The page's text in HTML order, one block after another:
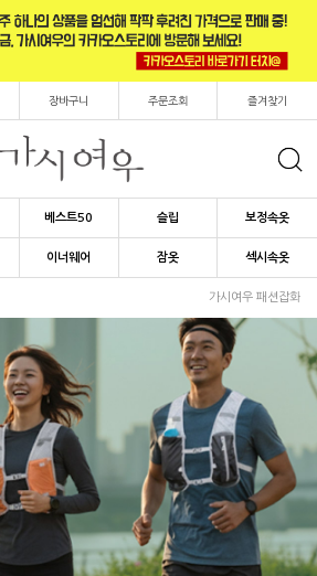
장바구니 주문조회 즐겨찾기
베스트50 슬립 보정속옷
이너웨어 잠옷 섹시속옷
가시여우 패션잡화